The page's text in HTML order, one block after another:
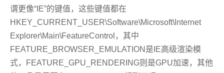
谓更像“IE”的键值，这些键值都在
HKEY_CURRENT_USER\Software\Microsoft\Internet
Explorer\Main\FeatureControl，其中
FEATURE_BROWSER_EMULATION是IE高级渲染模
式，FEATURE_GPU_RENDERING则是GPU加速，其他